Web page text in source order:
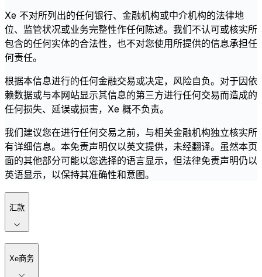
Xe 不对所列出的任何银行、金融机构或中介机构的法律地
位、监管状况或业务完整性作任何陈述。我们不认可或核实所
包含的任何实体的合法性，也不对您使用所提供的信息承担任
何责任。
根据本信息进行的任何金融交易或决定，风险自负。对于因依
赖数据或与本网站显示其信息的第三方进行任何交易而造成的
任何损失、延误或损害，Xe 概不负责。
我们建议您在进行任何交易之前，与相关金融机构独立核实所
有详细信息。本免责声明仅以英文提供，未经翻译。虽然本页
面的其他部分可能以您选择的语言显示，但法律免责声明仍以
英语显示，以保持其准确性和意图。
汇款
Xe商务